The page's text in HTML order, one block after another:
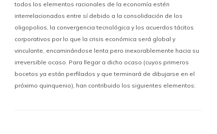
todos los elementos racionales de la economía estén
interrelacionados entre sí debido a la consolidación de los
oligopolios, la convergencia tecnológica y los acuerdos tácitos
corporativos por lo que la crisis económica será global y
vinculante, encaminándose lenta pero inexorablemente hacia su
irreversible ocaso. Para llegar a dicho ocaso (cuyos primeros
bocetos ya están perfilados y que terminará de dibujarse en el
próximo quinquenio), han contribuido los siguientes elementos: